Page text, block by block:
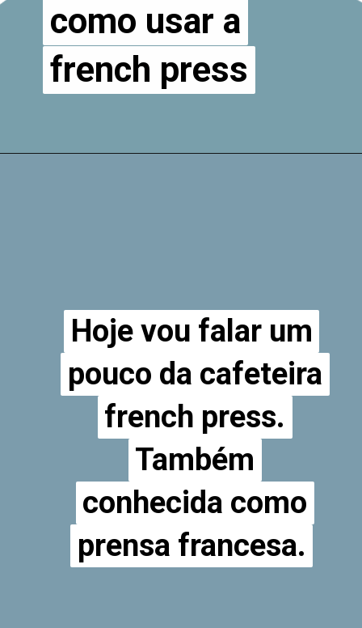
como usar a
french press
como usar a
french press
Hoje vou falar um
pouco da cafeteira
french press.
Também
conhecida como
prensa francesa.
Hoje vou falar um
pouco da cafeteira
french press.
Também
conhecida como
prensa francesa.